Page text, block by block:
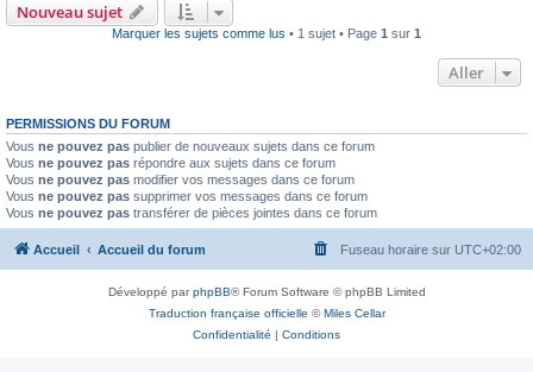
Nouveau sujet
Marquer les sujets comme lus • 1 sujet • Page 1 sur 1
Aller
PERMISSIONS DU FORUM
Vous ne pouvez pas publier de nouveaux sujets dans ce forum
Vous ne pouvez pas répondre aux sujets dans ce forum
Vous ne pouvez pas modifier vos messages dans ce forum
Vous ne pouvez pas supprimer vos messages dans ce forum
Vous ne pouvez pas transférer de pièces jointes dans ce forum
Accueil Accueil du forum Fuseau horaire sur UTC+02:00
Développé parphpBB® Forum Software © phpBB Limited
Traduction française officielle ©Miles Cellar
Confidentialité | Conditions